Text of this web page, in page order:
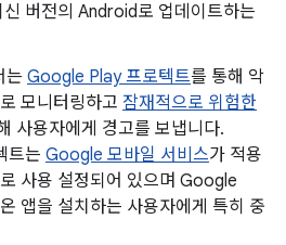
버전의 Android로 업데이트하는
는 Google Play 프로텍트를 통해 악
모니터링하고 잠재적으로 위험한
사용자에게 경고를 보냅니다.
트는 Google 모바일 서비스가 적용
사용 설정되어 있으며 Google
앱을 설치하는 사용자에게 특히 중